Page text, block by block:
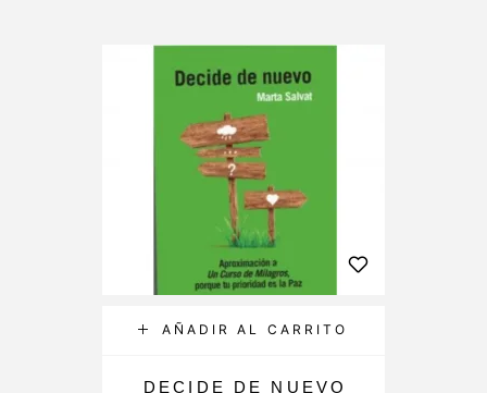
AÑADIR AL CARRITO
DECIDE DE NUEVO